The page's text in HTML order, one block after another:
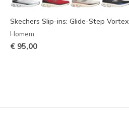
Skechers Slip-ins: Glide-Step Vortex
Homem
€ 95,00